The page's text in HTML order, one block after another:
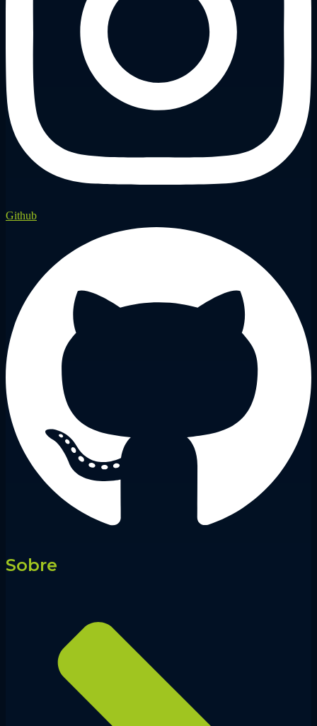
Github
Sobre